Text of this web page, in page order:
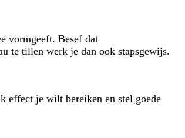
vormgeeft. Besef dat
te tillen werk je dan ook stapsgewijs.
effect je wilt bereiken en stel goede